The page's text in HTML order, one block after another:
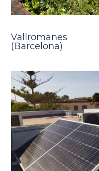
Vallromanes
(Barcelona)